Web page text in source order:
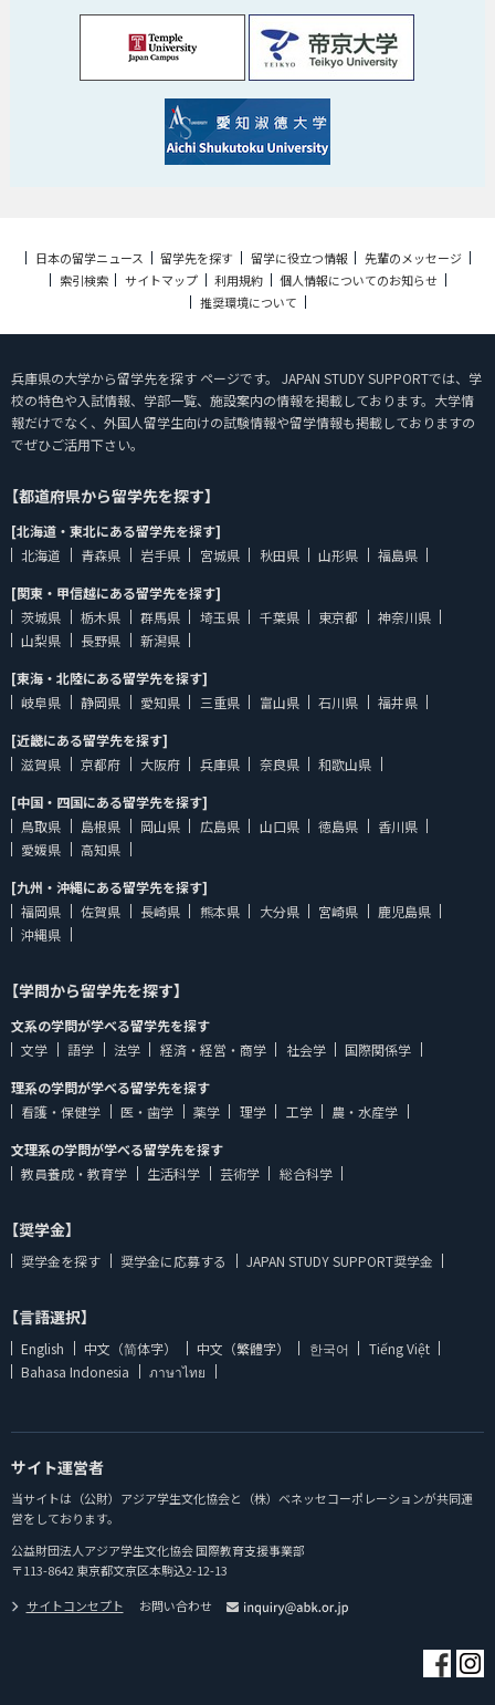
日本の留学ニュース 留学先を探す 留学に役立つ情報
先輩のメッセージ
索引検索
サイトマップ 利用規約
個人情報についてのお知らせ
推奨環境について
兵庫県の大学から留学先を探す ページです。 JAPAN STUDY SUPPORTでは、学
校の特色や入試情報、学部一覧、施設案内の情報を掲載しております。大学情
報だけでなく、外国人留学生向けの試験情報や留学情報も掲載しておりますの
でぜひご活用下さい。
【都道府県から留学先を探す】
[北海道・東北にある留学先を探す]
北海道
青森県 岩手県 宮城県 秋田県 山形県
福島県
[関東・甲信越にある留学先を探す]
茨城県
栃木県 群馬県 埼玉県 千葉県 東京都
神奈川県
山梨県
長野県
新潟県
[東海・北陸にある留学先を探す]
岐阜県
静岡県 愛知県 三重県 富山県 石川県
福井県
[近畿にある留学先を探す]
滋賀県
京都府 大阪府 兵庫県 奈良県
和歌山県
[中国・四国にある留学先を探す]
鳥取県
島根県 岡山県 広島県 山口県 徳島県
香川県
愛媛県
高知県
[九州・沖縄にある留学先を探す]
福岡県
佐賀県 長崎県 熊本県 大分県 宮崎県
鹿児島県
沖縄県
【学問から留学先を探す】
文系の学問が学べる留学先を探す
文学
語学 法学 経済・経営・商学 社会学
国際関係学
理系の学問が学べる留学先を探す
看護・保健学
医・歯学 薬学 理学 工学
農・水産学
文理系の学問が学べる留学先を探す
教員養成・教育学
生活科学 芸術学 総合科学
【奨学金】
奨学金を探す 奨学金に応募する JAPAN STUDY SUPPORT奨学金
【言語選択】
English 中文（简体字） 中文（繁體字） 한국어
Tiếng Việt
Bahasa Indonesia
ภาษาไทย
サイト運営者
当サイトは（公財）アジア学生文化協会と（株）ベネッセコーポレーションが共同運
営をしております。
公益財団法人アジア学生文化協会 国際教育支援事業部
〒113-8642 東京都文京区本駒込2-12-13
サイトコンセプト
お問い合わせ